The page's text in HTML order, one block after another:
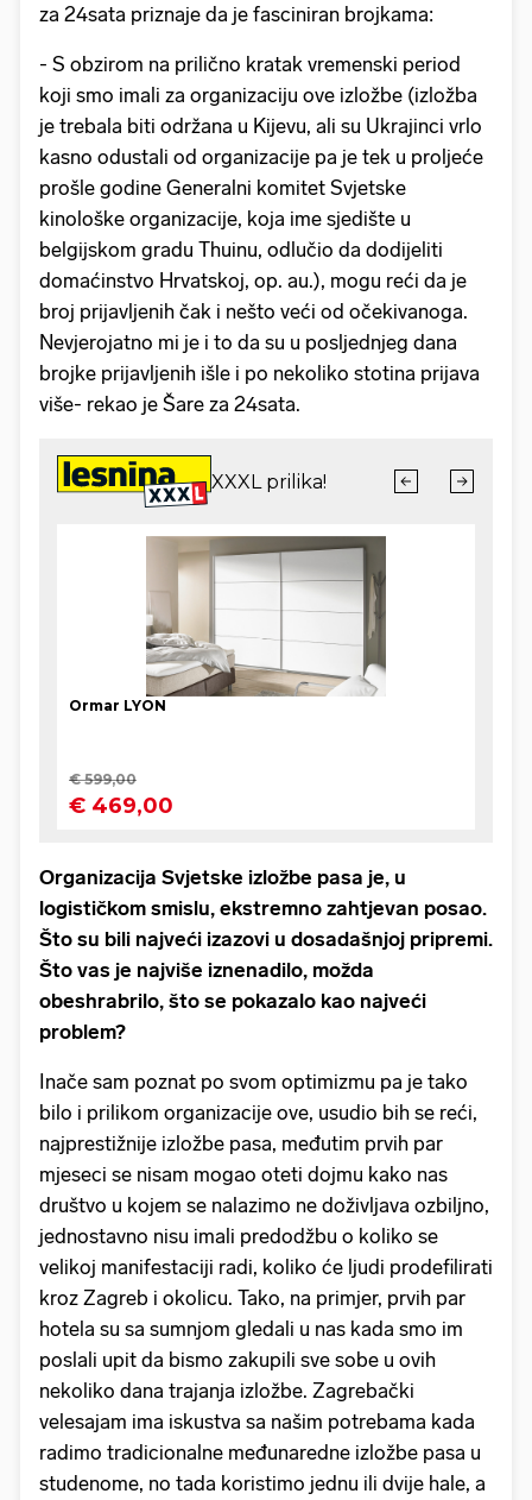
za 24sata priznaje da je fasciniran brojkama:
- S obzirom na prilično kratak vremenski period
koji smo imali za organizaciju ove izložbe (izložba
je trebala biti održana u Kijevu, ali su Ukrajinci vrlo
kasno odustali od organizacije pa je tek u proljeće
prošle godine Generalni komitet Svjetske
kinološke organizacije, koja ime sjedište u
belgijskom gradu Thuinu, odlučio da dodijeliti
domaćinstvo Hrvatskoj, op. au.), mogu reći da je
broj prijavljenih čak i nešto veći od očekivanoga.
Nevjerojatno mi je i to da su u posljednjeg dana
brojke prijavljenih išle i po nekoliko stotina prijava
više- rekao je Šare za 24sata.
Organizacija Svjetske izložbe pasa je, u
logističkom smislu, ekstremno zahtjevan posao.
Što su bili najveći izazovi u dosadašnjoj pripremi.
Što vas je najviše iznenadilo, možda
obeshrabrilo, što se pokazalo kao najveći
problem?
Inače sam poznat po svom optimizmu pa je tako
bilo i prilikom organizacije ove, usudio bih se reći,
najprestižnije izložbe pasa, međutim prvih par
mjeseci se nisam mogao oteti dojmu kako nas
društvo u kojem se nalazimo ne doživljava ozbiljno,
jednostavno nisu imali predodžbu o koliko se
velikoj manifestaciji radi, koliko će ljudi prodefilirati
kroz Zagreb i okolicu. Tako, na primjer, prvih par
hotela su sa sumnjom gledali u nas kada smo im
poslali upit da bismo zakupili sve sobe u ovih
nekoliko dana trajanja izložbe. Zagrebački
velesajam ima iskustva sa našim potrebama kada
radimo tradicionalne međunaredne izložbe pasa u
studenome, no tada koristimo jednu ili dvije hale, a